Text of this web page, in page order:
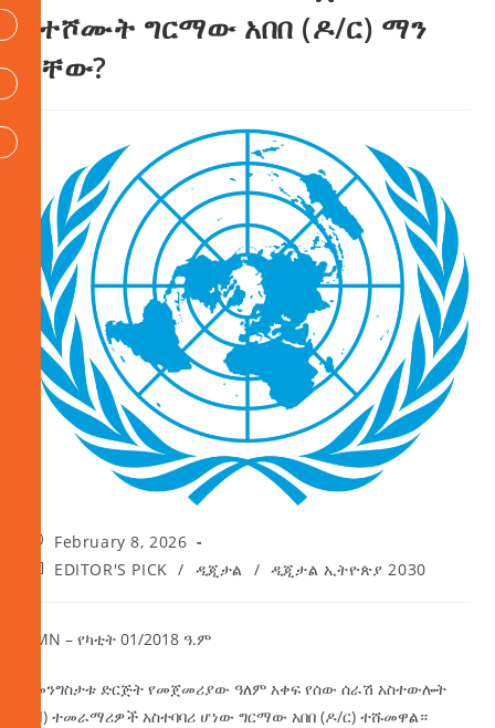
የተሾሙት ግርማው አበበ (ዶ/ር) ማን
ናቸው?
February 8, 2026
EDITOR'S PICK
/ ዲጂታል / ዲጂታል ኢትዮጵያ 2030
AMN – የካቲት 01/2018 ዓ.ም
በመንግስታቱ ድርጅት የመጀመሪያው ዓለም አቀፍ የሰው ሰራሽ አስተውሎት
(AI) ተመራማሪዎች አስተባባሪ ሆነው ግርማው አበበ (ዶ/ር) ተሹመዋል።